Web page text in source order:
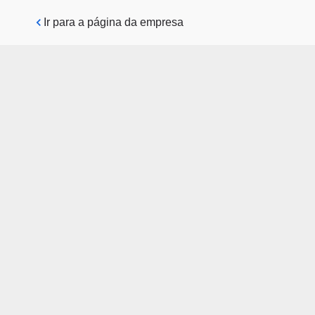
Pular para o conteúdo principal
Ir para a página da empresa